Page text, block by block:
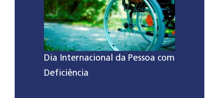
Dia Internacional da Pessoa com
Deficiência